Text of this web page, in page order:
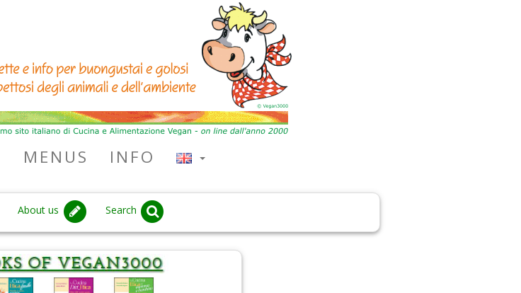
MENUS INFO
About us Search